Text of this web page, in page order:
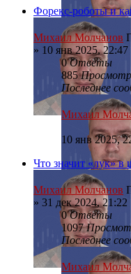
Форекс-роботы и
Михаил Молчанов
» 10 янв 2025, 22:47
0Ответы
885
Последнее
Михаил
10 янв 2025,
Что значит «лук» в
Михаил Молчанов
» 31 дек 2024, 21:22
0Ответы
1097
Последнее
Михаил